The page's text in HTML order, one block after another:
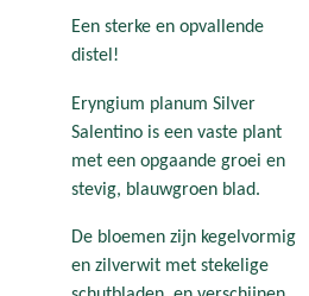
Een sterke en opvallende
distel!
Eryngium planum Silver
Salentino is een vaste plant
met een opgaande groei en
stevig, blauwgroen blad.
De bloemen zijn kegelvormig
en zilverwit met stekelige